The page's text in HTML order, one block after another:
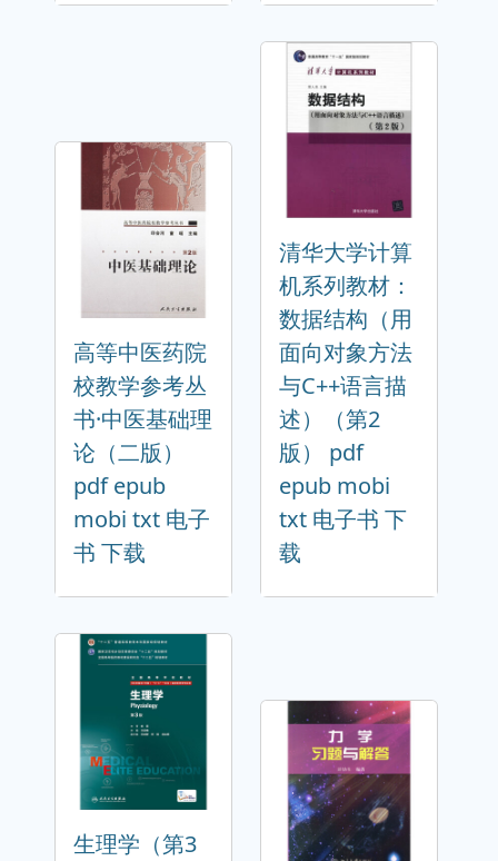
高等中医药院
校教学参考丛
书·中医基础理
论（二版）
pdf epub
mobi txt 电子
书 下载
清华大学计算
机系列教材：
数据结构（用
面向对象方法
与C++语言描
述）（第2
版） pdf
epub mobi
txt 电子书 下
载
生理学（第3